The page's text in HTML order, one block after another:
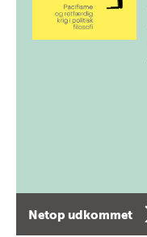
Netop udkommet